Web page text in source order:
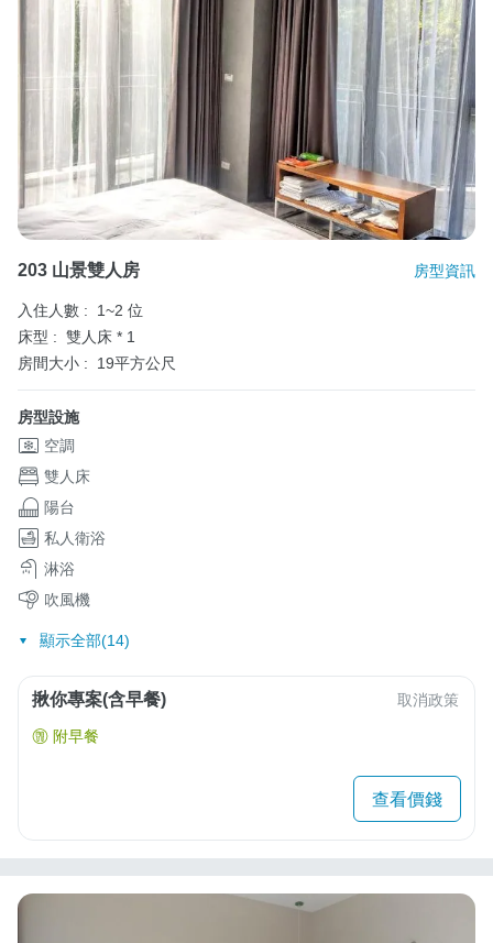
203 山景雙人房 房型資訊
入住人數 :
1~2 位
床型 : 雙人床 * 1
房間大小 :
19平方公尺
房型設施
空調
雙人床
陽台
私人衛浴
淋浴
吹風機
顯示全部(14)
揪你專案(含早餐) 取消政策
附早餐
查看價錢